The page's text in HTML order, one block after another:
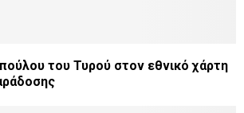
του Τυρού στον εθνικό χάρτη